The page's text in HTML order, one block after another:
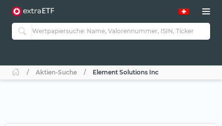
Aktien-Suche Element Solutions Inc